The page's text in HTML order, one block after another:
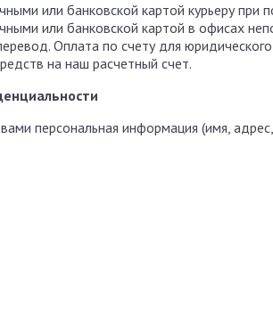
или банковской картой курьеру
или банковской картой в офисах
Оплата по счету для
на наш расчетный счет.
персональная информация (имя,